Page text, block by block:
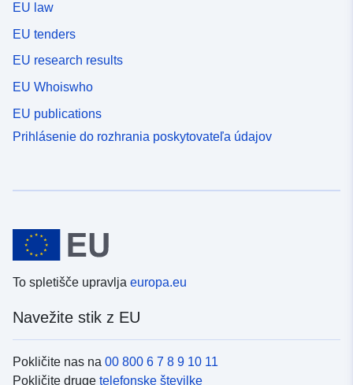
EU law
EU tenders
EU research results
EU Whoiswho
EU publications
Prihlásenie do rozhrania poskytovateľa údajov
To spletišče upravlja europa.eu
Navežite stik z EU
Pokličite nas na 00 800 6 7 8 9 10 11
Pokličite druge telefonske številke